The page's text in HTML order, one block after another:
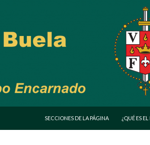
SECCIONES DE LA PÁGINA
¿QUÉ ES EL